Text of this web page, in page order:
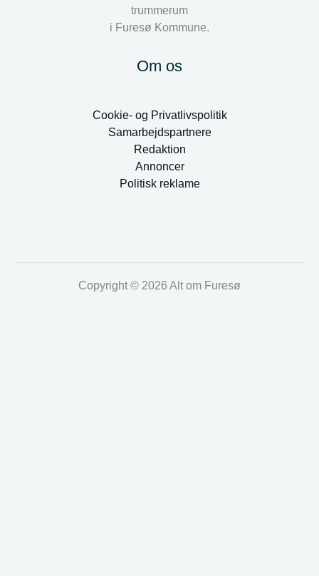
trummerum
i Furesø Kommune.
Om os
Cookie- og Privatlivspolitik
Samarbejdspartnere
Redaktion
Annoncer
Politisk reklame
Copyright © 2026 Alt om Furesø